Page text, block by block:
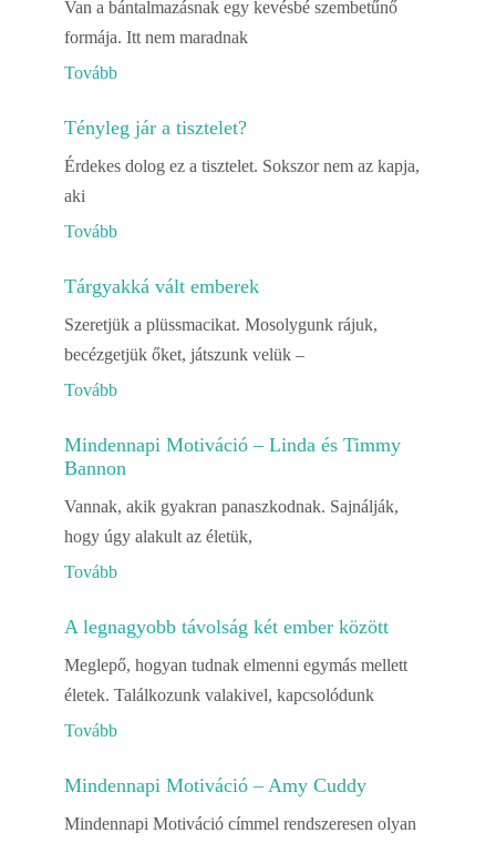
Van a bántalmazásnak egy kevésbé szembetűnő
formája. Itt nem maradnak
Tovább
Tényleg jár a tisztelet?
Érdekes dolog ez a tisztelet. Sokszor nem az kapja,
aki
Tovább
Tárgyakká vált emberek
Szeretjük a plüssmacikat. Mosolygunk rájuk,
becézgetjük őket, játszunk velük –
Tovább
Mindennapi Motiváció – Linda és Timmy
Bannon
Vannak, akik gyakran panaszkodnak. Sajnálják,
hogy úgy alakult az életük,
Tovább
A legnagyobb távolság két ember között
Meglepő, hogyan tudnak elmenni egymás mellett
életek. Találkozunk valakivel, kapcsolódunk
Tovább
Mindennapi Motiváció – Amy Cuddy
Mindennapi Motiváció címmel rendszeresen olyan